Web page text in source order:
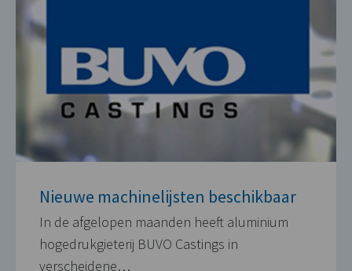
Nieuwe machinelijsten beschikbaar
In de afgelopen maanden heeft aluminium
hogedrukgieterij BUVO Castings in
verscheidene…